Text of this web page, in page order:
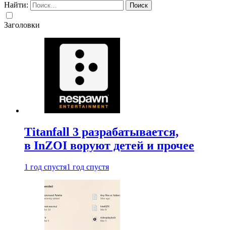
Найти:
Заголовки
Titanfall 3 разрабатывается,
в InZOI воруют детей и прочее
1 год спустя1 год спустя